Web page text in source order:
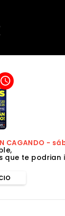
access_time
CAGANDO -
que te podrian